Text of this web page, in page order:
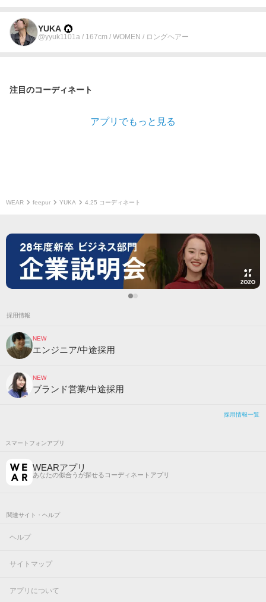
YUKA
@yyuk1101a / 167cm / WOMEN / ロングヘアー
注目のコーディネート
アプリでもっと見る
WEAR feepur YUKA 4.25 コーディネート
採用情報
NEW
エンジニア/中途採用
NEW
ブランド営業/中途採用
採用情報一覧
スマートフォンアプリ
WEARアプリ
あなたの似合うが探せるコーディネートアプリ
関連サイト・ヘルプ
ヘルプ
サイトマップ
アプリについて